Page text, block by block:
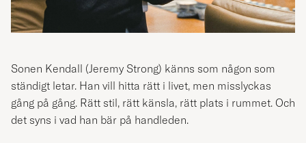
Sonen Kendall (Jeremy Strong) känns som någon som
ständigt letar. Han vill hitta rätt i livet, men misslyckas
gång på gång. Rätt stil, rätt känsla, rätt plats i rummet. Och
det syns i vad han bär på handleden.